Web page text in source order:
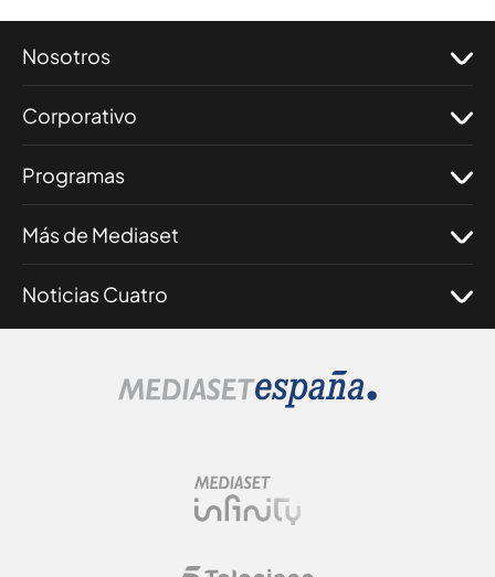
Nosotros
Corporativo
Programas
Más de Mediaset
Noticias Cuatro